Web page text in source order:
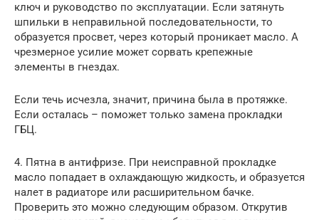
ключ и руководство по эксплуатации. Если затянуть
шпильки в неправильной последовательности, то
образуется просвет, через который проникает масло. А
чрезмерное усилие может сорвать крепежные
элементы в гнездах.
Если течь исчезла, значит, причина была в протяжке.
Если осталась – поможет только замена прокладки
ГБЦ.
4. Пятна в антифризе. При неисправной прокладке
масло попадает в охлаждающую жидкость, и образуется
налет в радиаторе или расширительном бачке.
Проверить это можно следующим образом. Открутив